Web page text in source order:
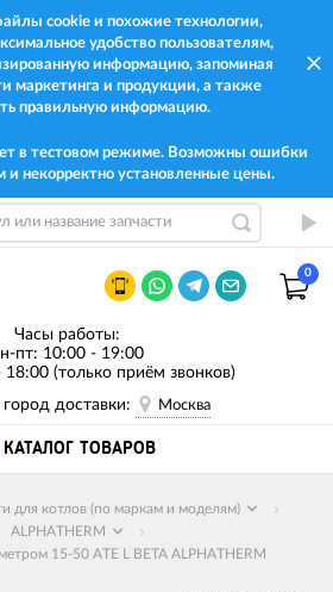
cookie и похожие технологии,
удобство пользователям,
информацию, запоминая
маркетинга и продукции, а также
правильную информацию.
в тестовом режиме. Возможны ошибки
и некорректно установленные цены.
0
Часы работы:
пт: 10:00 - 19:00
(только приём звонков)
доставки:
Москва
КАТАЛОГ ТОВАРОВ
для котлов (по маркам и моделям)
ALPHATHERM
15-50 ATE L BETA ALPHATHERM